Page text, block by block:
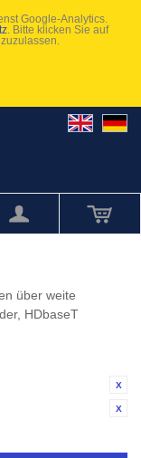
Google-Analytics.
. Bitte klicken Sie auf
über weite
HDbaseT